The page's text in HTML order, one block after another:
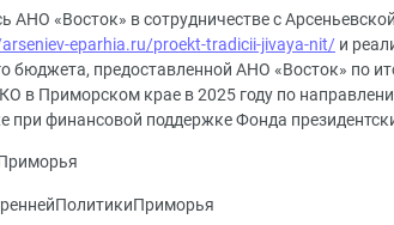
АНО «Восток» в сотрудничестве с
eparhia.ru/proekt-tradicii-jivaya-nit/ и
бюджета, предоставленной АНО «Восток» по
в Приморском крае в 2025 году по
при финансовой поддержке Фонда